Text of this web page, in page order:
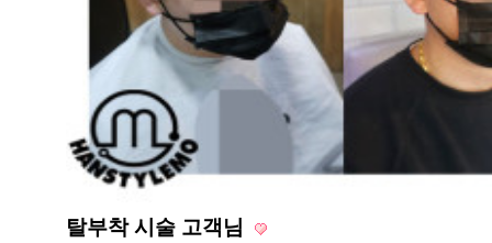
탈부착 시술 고객님